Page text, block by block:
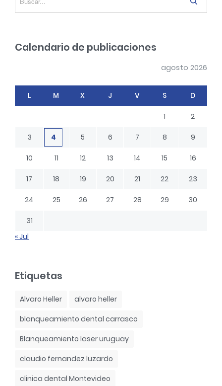
e
Calendario de publicaciones
agosto 2026
L M X J V S D
1 2
3 4 5 6 7 8 9
10 11 12 13 14 15 16
17 18 19 20 21 22 23
24 25 26 27 28 29 30
31
« Jul
Etiquetas
Alvaro Heller
alvaro heller
blanqueamiento dental carrasco
Blanqueamiento laser uruguay
claudio fernandez luzardo
clinica dental Montevideo